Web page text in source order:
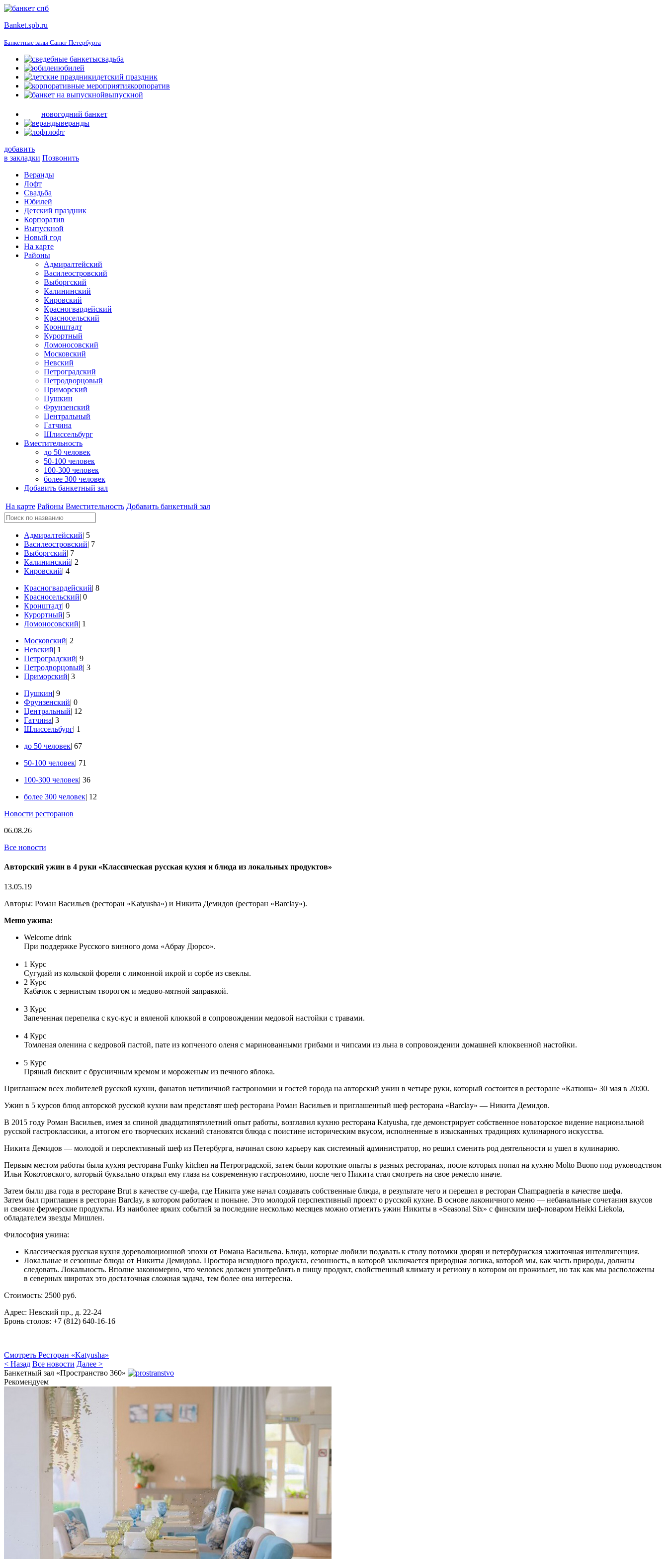
Banket.spb.ru
Банкетные залы Санкт-Петербурга
свадьба
юбилей
детский праздник
корпоратив
выпускной
новогодний банкет
веранды
лофт
добавить
в закладки Позвонить
Веранды
Лофт
Свадьба
Юбилей
Детский праздник
Корпоратив
Выпускной
Новый год
На карте
Районы
Адмиралтейский
Василеостровский
Выборгский
Калининский
Кировский
Красногвардейский
Красносельский
Кронштадт
Курортный
Ломоносовский
Московский
Невский
Петроградский
Петродворцовый
Приморский
Пушкин
Фрунзенский
Центральный
Гатчина
Шлиссельбург
Вместительность
до 50 человек
50-100 человек
100-300 человек
более 300 человек
Добавить банкетный зал
На карте Районы Вместительность Добавить банкетный зал
Адмиралтейский| 5
Василеостровский| 7
Выборгский| 7
Калининский| 2
Кировский| 4
Красногвардейский| 8
Красносельский| 0
Кронштадт| 0
Курортный| 5
Ломоносовский| 1
Московский| 2
Невский| 1
Петроградский| 9
Петродворцовый| 3
Приморский| 3
Пушкин| 9
Фрунзенский| 0
Центральный| 12
Гатчина| 3
Шлиссельбург| 1
до 50 человек| 67
50-100 человек| 71
100-300 человек| 36
более 300 человек| 12
Новости ресторанов
06.08.26
Все новости
Авторский ужин в 4 руки «Классическая русская кухня и блюда из локальных продуктов»
13.05.19
Авторы: Роман Васильев (ресторан «Katyusha») и Никита Демидов (ресторан «Barclay»).
Меню ужина:
Welcome drink
При поддержке Русского винного дома «Абрау Дюрсо».
1 Курс
Сугудай из кольской форели с лимонной икрой и сорбе из свеклы.
2 Курс
Кабачок с зернистым творогом и медово-мятной заправкой.
3 Курс
Запеченная перепелка с кус-кус и вяленой клюквой в сопровождении медовой настойки с травами.
4 Курс
Томленая оленина с кедровой пастой, пате из копченого оленя с маринованными грибами и чипсами из льна в сопровождении домашней клюквенной настойки.
5 Курс
Пряный бисквит с брусничным кремом и мороженым из печного яблока.
Приглашаем всех любителей русской кухни, фанатов нетипичной гастрономии и гостей города на авторский ужин в четыре руки, который состоится в ресторане «Катюша» 30 мая в 20:00.
Ужин в 5 курсов блюд авторской русской кухни вам представят шеф ресторана Роман Васильев и приглашенный шеф ресторана «Barclay» — Никита Демидов.
В 2015 году Роман Васильев, имея за спиной двадцатипятилетний опыт работы, возглавил кухню ресторана Katyusha, где демонстрирует собственное новаторское видение национальной
русской гастроклассики, а итогом его творческих исканий становятся блюда с поистине историческим вкусом, исполненные в изысканных традициях кулинарного искусства.
Никита Демидов — молодой и перспективный шеф из Петербурга, начинал свою карьеру как системный администратор, но решил сменить род деятельности и ушел в кулинарию.
Первым местом работы была кухня ресторана Funky kitchen на Петроградской, затем были короткие опыты в разных ресторанах, после которых попал на кухню Molto Buono под руководством
Ильи Кокотовского, который буквально открыл ему глаза на современную гастрономию, после чего Никита стал смотреть на свое ремесло иначе.
Затем были два года в ресторане Brut в качестве су-шефа, где Никита уже начал создавать собственные блюда, в результате чего и перешел в ресторан Champagneria в качестве шефа.
Затем был приглашен в ресторан Barclay, в котором работаем и поныне. Это молодой перспективный проект о русской кухне. В основе лаконичного меню — небанальные сочетания вкусов
и свежие фермерские продукты. Из наиболее ярких событий за последние несколько месяцев можно отметить ужин Никиты в «Seasonal Six» с финским шеф-поваром Heikki Liekola,
обладателем звезды Мишлен.
Философия ужина:
Классическая русская кухня дореволюционной эпохи от Романа Васильева. Блюда, которые любили подавать к столу потомки дворян и петербуржская зажиточная интеллигенция.
Локальные и сезонные блюда от Никиты Демидова. Простора исходного продукта, сезонность, в которой заключается природная логика, которой мы, как часть природы, должны
следовать. Локальность. Вполне закономерно, что человек должен употреблять в пищу продукт, свойственный климату и региону в котором он проживает, но так как мы расположены
в северных широтах это достаточная сложная задача, тем более она интересна.
Стоимость: 2500 руб.
Адрес: Невский пр., д. 22-24
Бронь столов: +7 (812) 640-16-16
Смотреть Ресторан «Katyusha»
< Назад Все новости Далее >
Банкетный зал «Пространство 360»
Рекомендуем